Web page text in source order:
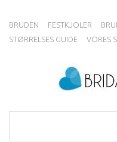
BRUDEN FESTKJOLER
STØRRELSES GUIDE
VORES